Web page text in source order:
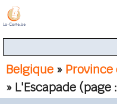
Belgique »
» L'Escapade (page